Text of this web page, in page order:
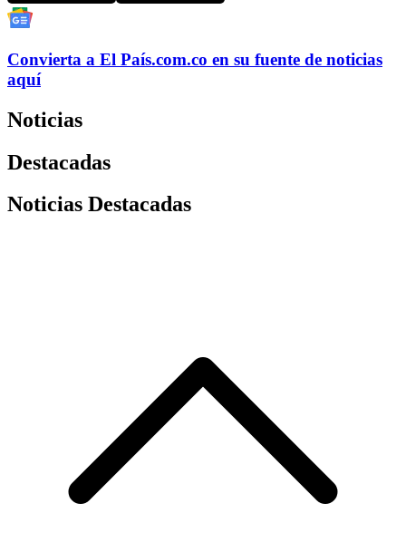
Convierta a El País.com.co en su fuente de noticias
aquí
Noticias
Destacadas
Noticias Destacadas